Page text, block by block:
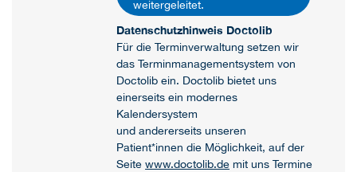
weitergeleitet.
Datenschutzhinweis Doctolib
Für die Terminverwaltung setzen wir
das Terminmanagementsystem von
Doctolib ein. Doctolib bietet uns
einerseits ein modernes
Kalendersystem
und andererseits unseren
Patient*innen die Möglichkeit, auf der
Seitewww.doctolib.de mit uns Termine